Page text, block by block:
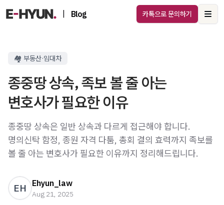
Blog 카톡으로 문의하기
🏘️ 부동산·임대차
종중땅 상속, 족보 볼 줄 아는
변호사가 필요한 이유
종중땅 상속은 일반 상속과 다르게 접근해야 합니다.
명의신탁 함정, 종원 자격 다툼, 총회 결의 효력까지 족보를
볼 줄 아는 변호사가 필요한 이유까지 정리해드립니다.
EH Ehyun_law
Aug 21, 2025